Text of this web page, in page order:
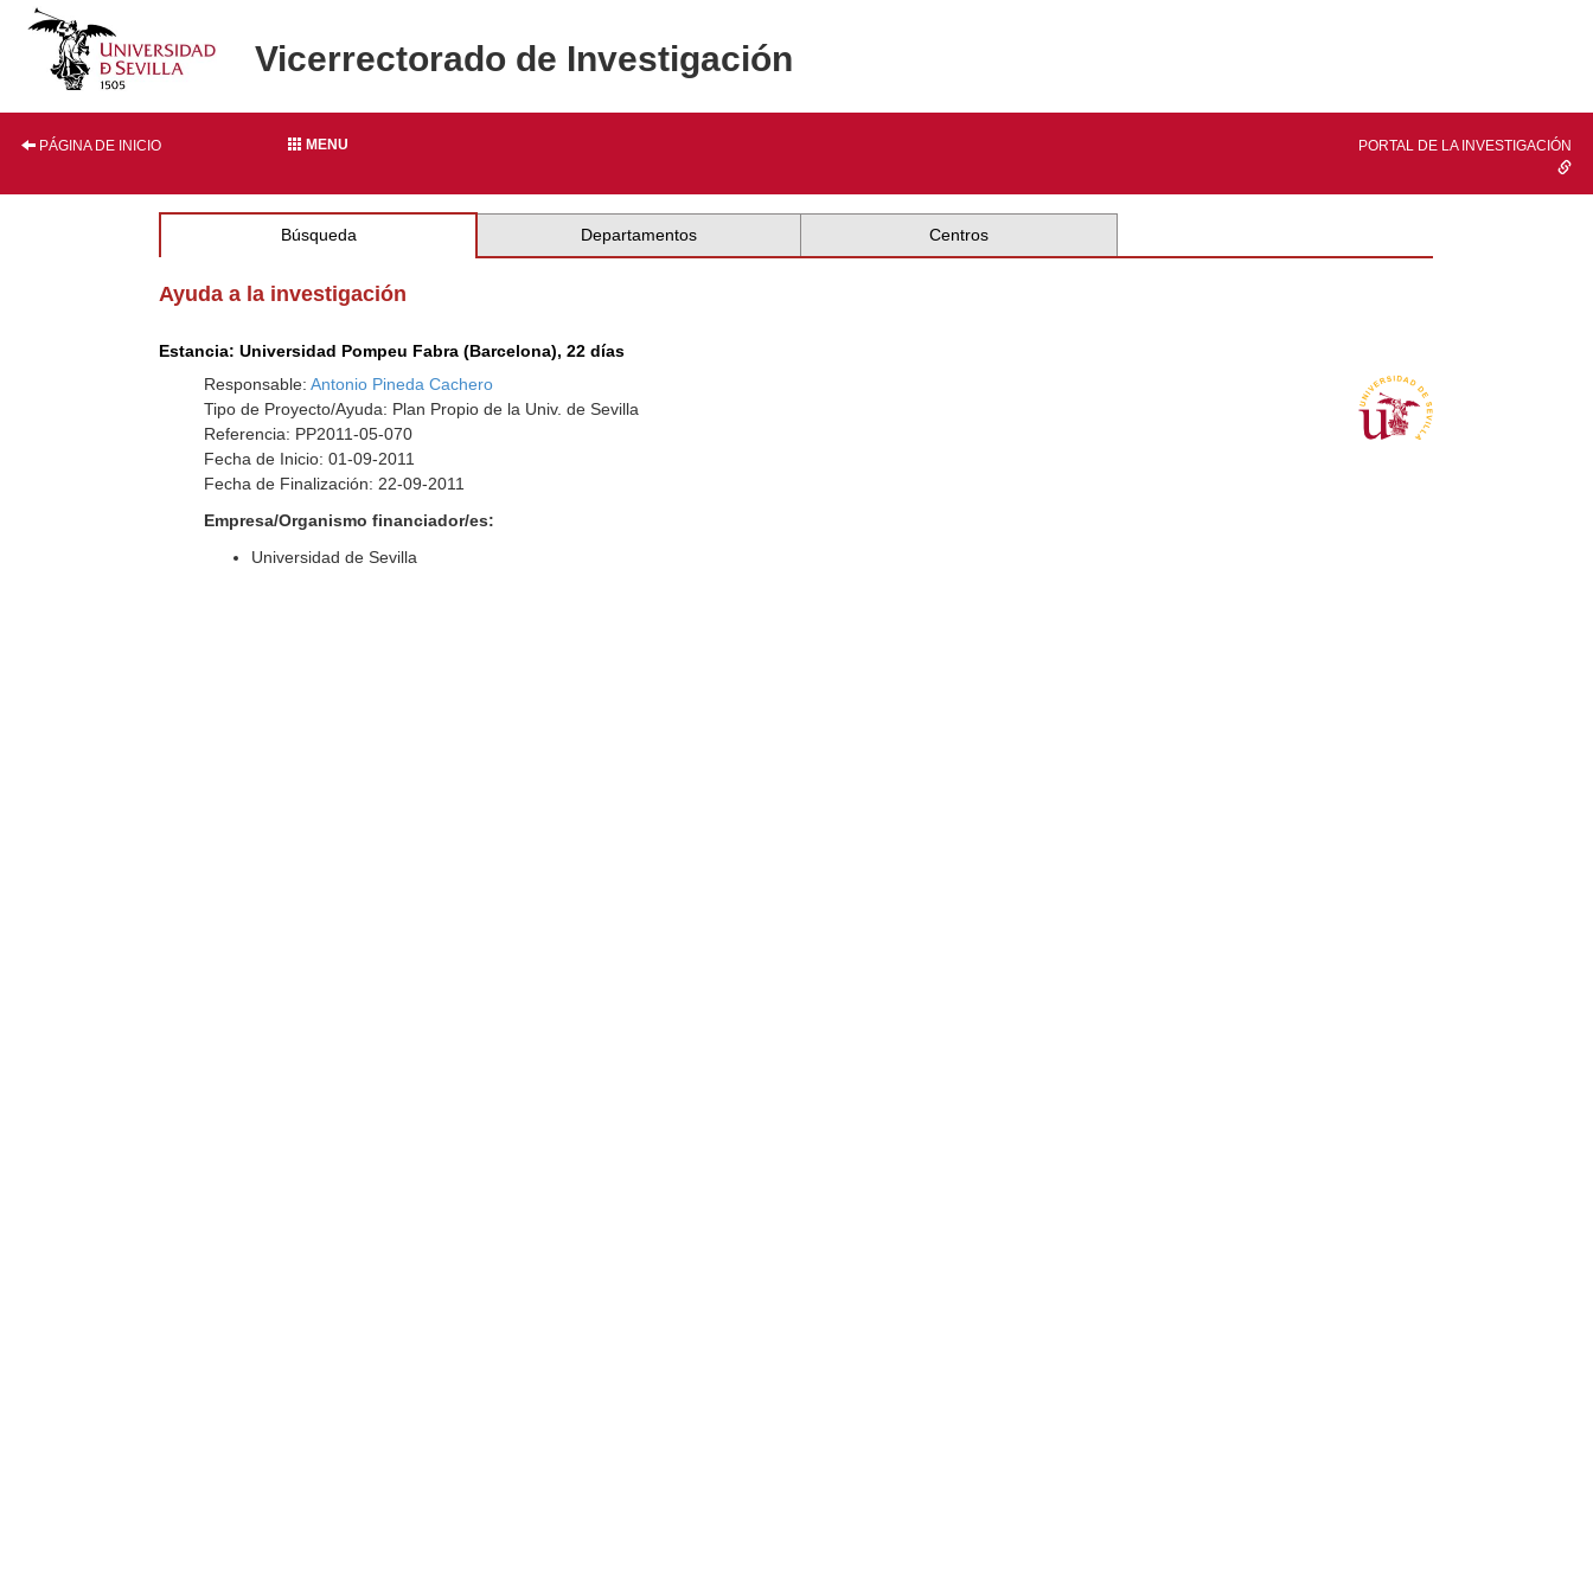
Vicerrectorado de Investigación
PÁGINA DE INICIO MENU PORTAL DE LA INVESTIGACIÓN
Búsqueda Departamentos Centros
Ayuda a la investigación
Estancia: Universidad Pompeu Fabra (Barcelona), 22 días
Responsable:Antonio Pineda Cachero
Tipo de Proyecto/Ayuda: Plan Propio de la Univ. de Sevilla
Referencia: PP2011-05-070
Fecha de Inicio: 01-09-2011
Fecha de Finalización: 22-09-2011
Empresa/Organismo financiador/es:
Universidad de Sevilla